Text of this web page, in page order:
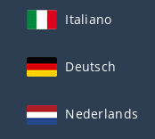
Italiano
Deutsch
Nederlands